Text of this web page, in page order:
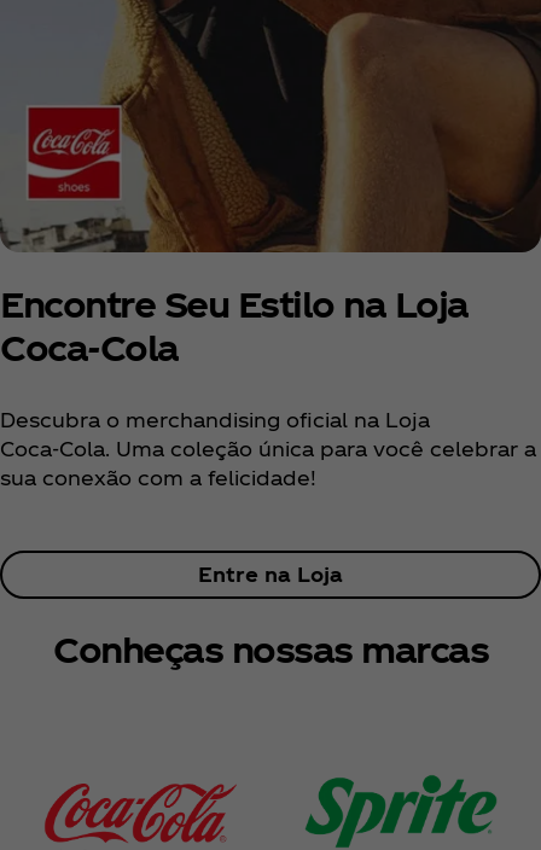
Encontre Seu Estilo na Loja
Coca‑Cola
Descubra o merchandising oficial na Loja
Coca‑Cola. Uma coleção única para você celebrar a
sua conexão com a felicidade!
Entre na Loja
Conheças nossas marcas